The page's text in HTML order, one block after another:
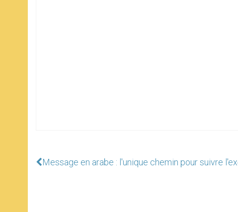
Message en arabe : l'unique chemin pour suivre